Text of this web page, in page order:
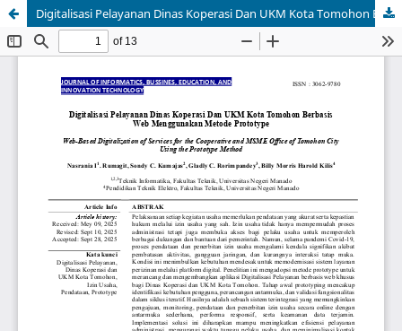
Digitalisasi Pelayanan Dinas Koperasi Dan UKM Kota Tomohon Berbasis Web Menggunakan Metode Prototype